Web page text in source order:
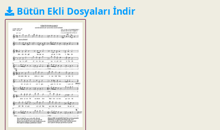
Bütün Ekli Dosyaları İndir